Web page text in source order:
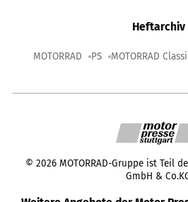
Heftarchiv
MOTORRAD PS MOTORRAD
© 2026 MOTORRAD-Gruppe ist Teil
GmbH &